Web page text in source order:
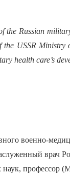
the Russian
USSR Ministry
health care’s
военно-
врач
профессор